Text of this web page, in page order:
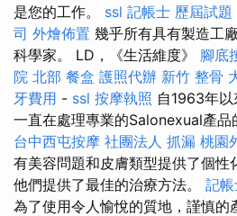
是您的工作。 ssl 記帳士 歷屆試題
司 外燴佈置 幾乎所有具有製造工
科學家。 LD，《生活維度》 腳底
院 北部 餐盒 護照代辦 新竹 整骨
牙費用 - ssl 按摩執照 自1963年
一直在處理專業的Salonexual產品
台中西屯按摩 社團法人 抓漏 桃園
有美容問題和皮膚類型提供了個性
他們提供了最佳的治療方法。 記
為了使用令人​​愉悅的質地，謹慎的